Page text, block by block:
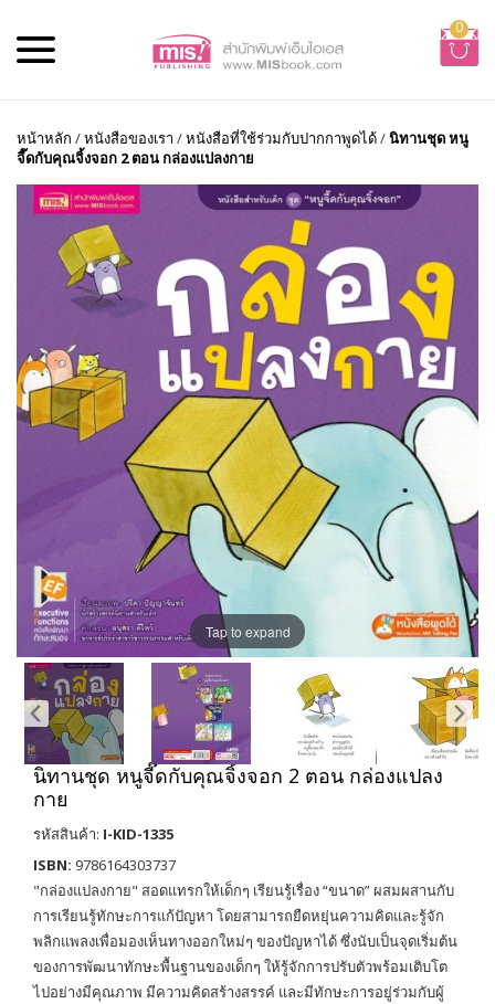
0
หน้าหลัก /หนังสือของเรา /หนังสือที่ใช้ร่วมกับปากกาพูดได้/นิทานชุด หนู
จี๊ดกับคุณจิ้งจอก 2 ตอน กล่องแปลงกาย
Tap to expand
นิทานชุด หนูจี๊ดกับคุณจิ้งจอก 2 ตอน กล่องแปลง
กาย
รหัสสินค้า: I-KID-1335
ISBN: 9786164303737
"กล่องแปลงกาย" สอดแทรกให้เด็กๆ เรียนรู้เรื่อง “ขนาด” ผสมผสานกับ
การเรียนรู้ทักษะการแก้ปัญหา โดยสามารถยืดหยุ่นความคิดและรู้จัก
พลิกแพลงเพื่อมองเห็นทางออกใหม่ๆ ของปัญหาได้ ซึ่งนับเป็นจุดเริ่มต้น
ของการพัฒนาทักษะพื้นฐานของเด็กๆ ให้รู้จักการปรับตัวพร้อมเติบโต
ไปอย่างมีคุณภาพ มีความคิดสร้างสรรค์ และมีทักษะการอยู่ร่วมกับผู้